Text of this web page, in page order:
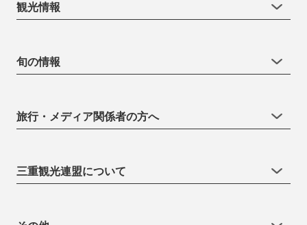
観光情報
旬の情報
旅行・メディア関係者の方へ
三重観光連盟について